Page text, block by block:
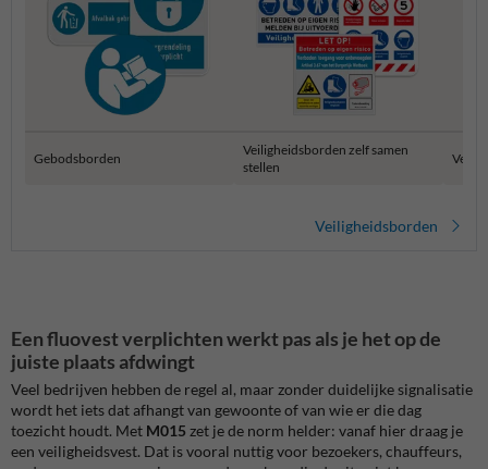
Gebodsborden
Veiligheidsborden zelf samen
stellen
Veiligheidsborden
Een fluovest verplichten werkt pas als je het op de
juiste plaats afdwingt
Veel bedrijven hebben de regel al, maar zonder duidelijke signalisatie
wordt het iets dat afhangt van gewoonte of van wie er die dag
toezicht houdt. Met M015 zet je de norm helder: vanaf hier draag je
een veiligheidsvest. Dat is vooral nuttig voor bezoekers, chauffeurs,